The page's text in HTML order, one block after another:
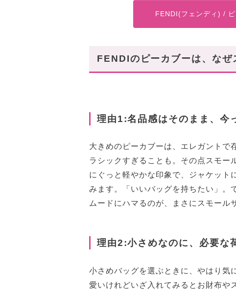
FENDI(フェンディ) /
FENDIのピーカブーは、なぜ
理由1:名品感はそのまま、今
大きめのピーカブーは、エレガントで
ラシックすぎることも。その点スモー
にぐっと軽やかな印象で、ジャケット
みます。「いいバッグを持ちたい」。
ムードにハマるのが、まさにスモール
理由2:小さめなのに、必要な
小さめバッグを選ぶときに、やはり気
愛いけれどいざ入れてみるとお財布や